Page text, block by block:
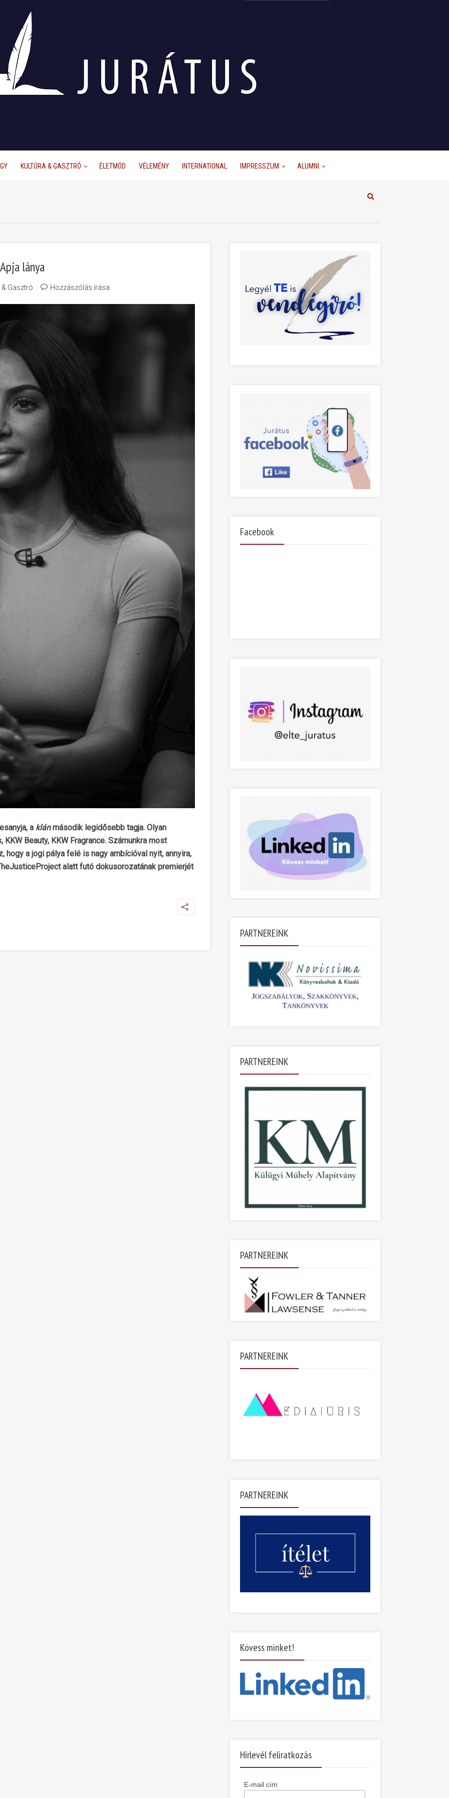
KULTÚRA & GASZTRÓ ÉLETMÓD VÉLEMÉNY INTERNATIONAL IMPRESSZUM ALUMNI
lánya
& Gasztró Hozzászólás írása
a klánmásodik legidősebb tagja. Olyan
Beauty, KKW Fragrance. Számunkra most
hogy a jogi pálya felé is nagy ambícióval nyit, annyira,
alatt futó dokusorozatának premierjét
Facebook
PARTNEREINK
PARTNEREINK
PARTNEREINK
PARTNEREINK
PARTNEREINK
Kövess minket!
Hírlevél feliratkozás
E-mail cím